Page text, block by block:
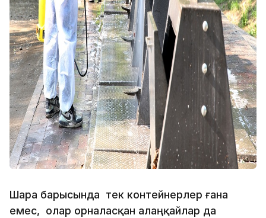
Шара барысында тек контейнерлер ғана
емес, олар орналасқан алаңқайлар да